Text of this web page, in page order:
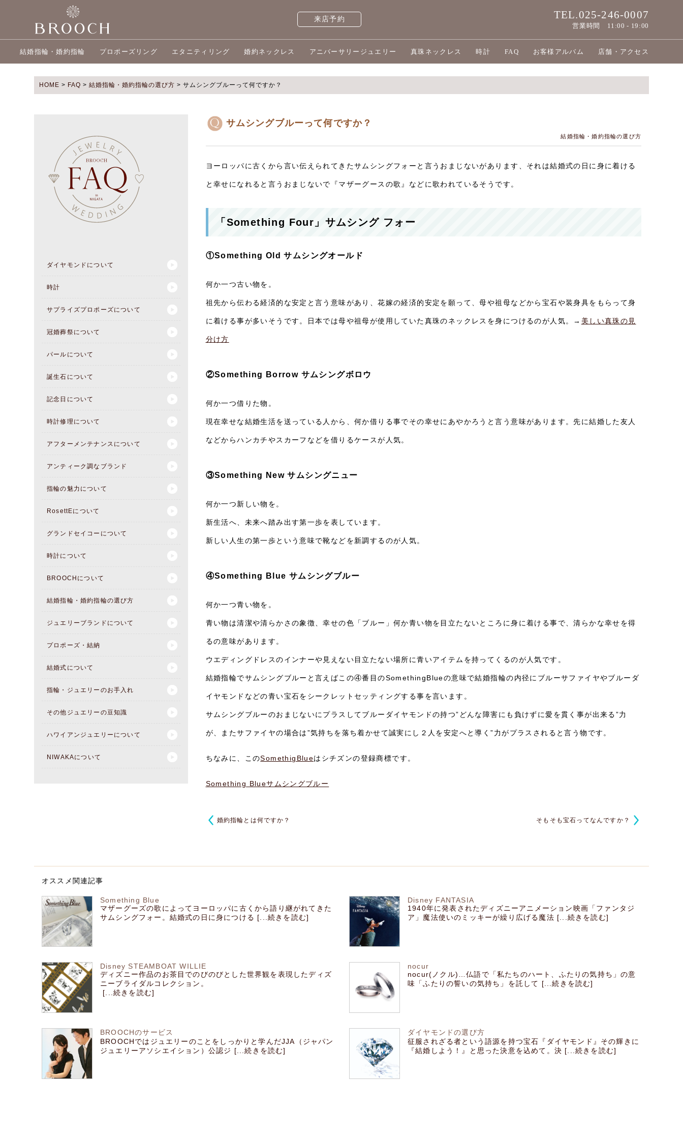
来店予約 TEL.025-246-0007
営業時間 11:00 - 19:00
結婚指輪・婚約指輪 プロポーズリング エタニティリング 婚約ネックレス アニバーサリージュエリー 真珠ネックレス 時計 FAQ お客様アルバム 店舗・アクセス
HOME > FAQ > 結婚指輪・婚約指輪の選び方 > サムシングブルーって何ですか？
ダイヤモンドについて
時計
サプライズプロポーズについて
冠婚葬祭について
パールについて
誕生石について
記念日について
時計修理について
アフターメンテナンスについて
アンティーク調なブランド
指輪の魅力について
RosettEについて
グランドセイコーについて
時計について
BROOCHについて
結婚指輪・婚約指輪の選び方
ジュエリーブランドについて
プロポーズ・結納
結婚式について
指輪・ジュエリーのお手入れ
その他ジュエリーの豆知識
ハワイアンジュエリーについて
NIWAKAについて
サムシングブルーって何ですか？
結婚指輪・婚約指輪の選び方
ヨーロッパに古くから言い伝えられてきたサムシングフォーと言うおまじないがあります、それは結婚式の日に身に着ける
と幸せになれると言うおまじないで『マザーグースの歌』などに歌われているそうです。
「Something Four」サムシング フォー
①Something Old サムシングオールド
何か一つ古い物を。
祖先から伝わる経済的な安定と言う意味があり、花嫁の経済的安定を願って、母や祖母などから宝石や装身具をもらって身
に着ける事が多いそうです。日本では母や祖母が使用していた真珠のネックレスを身につけるのが人気。→ 美しい真珠の見
分け方
②Something Borrow サムシングボロウ
何か一つ借りた物。
現在幸せな結婚生活を送っている人から、何か借りる事でその幸せにあやかろうと言う意味があります。先に結婚した友人
などからハンカチやスカーフなどを借りるケースが人気。
③Something New サムシングニュー
何か一つ新しい物を。
新生活へ、未来へ踏み出す第一歩を表しています。
新しい人生の第一歩という意味で靴などを新調するのが人気。
④Something Blue サムシングブルー
何か一つ青い物を。
青い物は清潔や清らかさの象徴、幸せの色「ブルー」何か青い物を目立たないところに身に着ける事で、清らかな幸せを得
るの意味があります。
ウエディングドレスのインナーや見えない目立たない場所に青いアイテムを持ってくるのが人気です。
結婚指輪でサムシングブルーと言えばこの④番目のSomethingBlueの意味で結婚指輪の内径にブルーサファイヤやブルーダ
イヤモンドなどの青い宝石をシークレットセッティングする事を言います。
サムシングブルーのおまじないにプラスしてブルーダイヤモンドの持つ”どんな障害にも負けずに愛を貫く事が出来る”力
が、またサファイヤの場合は”気持ちを落ち着かせて誠実にし２人を安定へと導く”力がプラスされると言う物です。
ちなみに、このSomethigBlueはシチズンの登録商標です。
Something Blueサムシングブルー
そもそも宝石ってなんですか？
婚約指輪とは何ですか？
オススメ関連記事
Something Blue
マザーグーズの歌によってヨーロッパに古くから語り継がれてきた
サムシングフォー。結婚式の日に身につける [...続きを読む]
Disney FANTASIA
1940年に発表されたディズニーアニメーション映画「ファンタジ
ア」魔法使いのミッキーが繰り広げる魔法 [...続きを読む]
Disney STEAMBOAT WILLIE
ディズニー作品のお茶目でのびのびとした世界観を表現したディズ
ニーブライダルコレクション。
[...続きを読む]
nocur
nocur(ノクル)…仏語で「私たちのハート、ふたりの気持ち」の意
味「ふたりの誓いの気持ち」を託して [...続きを読む]
BROOCHのサービス
BROOCHではジュエリーのことをしっかりと学んだJJA（ジャパン
ジュエリーアソシエイション）公認ジ [...続きを読む]
ダイヤモンドの選び方
征服されざる者という語源を持つ宝石『ダイヤモンド』その輝きに
『結婚しよう！』と思った決意を込めて。決 [...続きを読む]